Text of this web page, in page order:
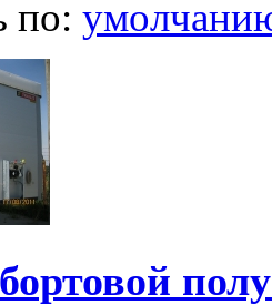
по: